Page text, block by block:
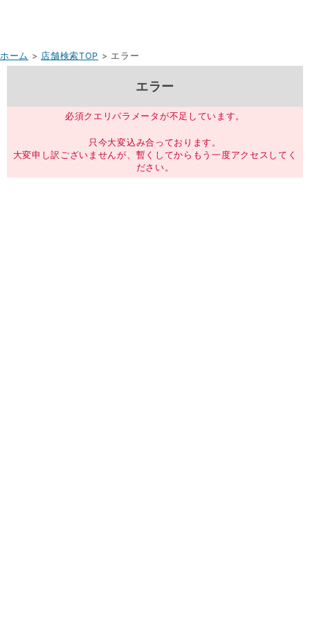
ホーム > 店舗検索TOP > エラー
エラー
必須クエリパラメータが不足しています。
只今大変込み合っております。
大変申し訳ございませんが、暫くしてからもう一度アクセスしてく
ださい。